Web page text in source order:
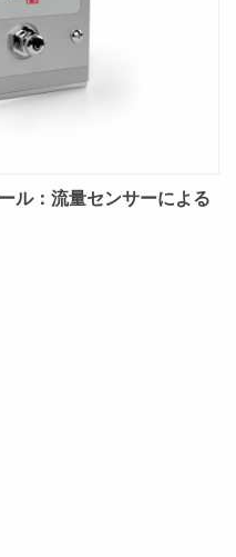
ル：流量センサーによる